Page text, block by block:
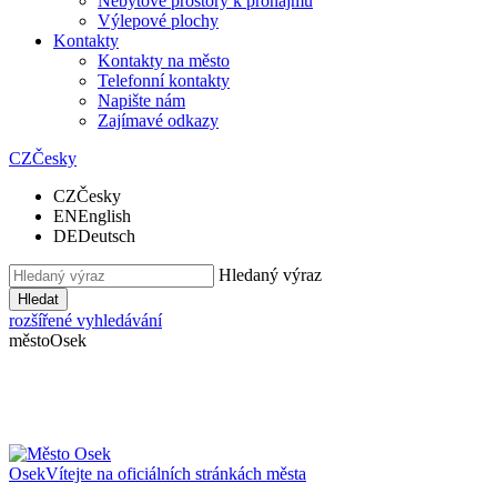
Výlepové plochy
Kontakty
Kontakty na město
Telefonní kontakty
Napište nám
Zajímavé odkazy
CZČesky
CZČesky
ENEnglish
DEDeutsch
Hledaný výraz
Hledat
rozšířené vyhledávání
městoOsek
OsekVítejte na oficiálních stránkách města